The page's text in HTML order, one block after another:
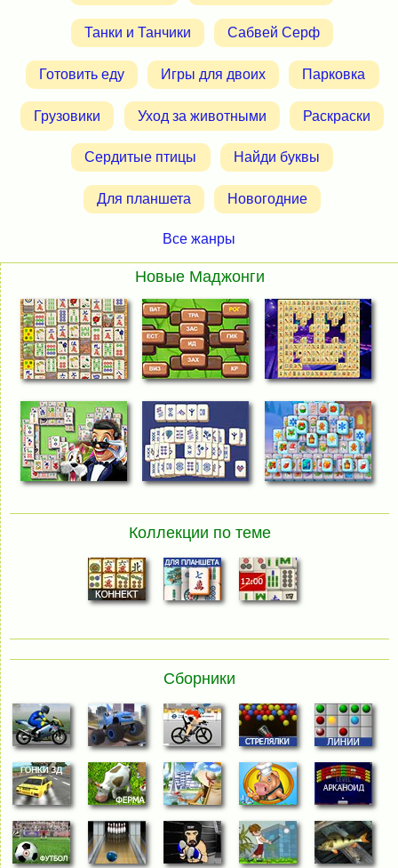
Танки и Танчики Сабвей Серф
Готовить еду Игры для двоих Парковка
Грузовики Уход за животными Раскраски
Сердитые птицы Найди буквы
Для планшета Новогодние
Все жанры
Новые Маджонги
Коллекции по теме
Сборники